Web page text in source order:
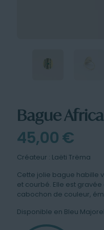
Bague
45,00€
Créateur : Laëti Trëma
Cette jolie bague habille
et courbé. Elle est
cabochon de couleur,
Disponible en Bleu